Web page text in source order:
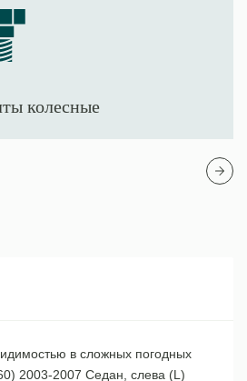
колесные
в сложных погодных
2003-2007 Седан, слева (L)